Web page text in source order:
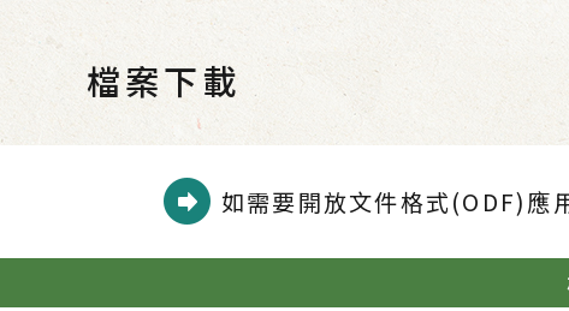
檔案下載
如需要開放文件格式(ODF)應